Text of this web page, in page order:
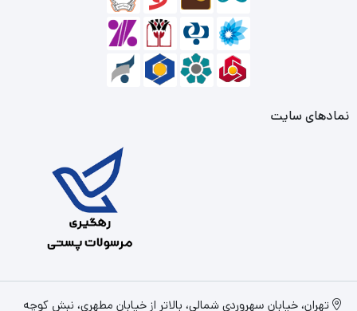
نمادهای سایت
تهران، خیابان سهروردی شمالی، بالاتر از خیابان مطهری، نبش کوچه